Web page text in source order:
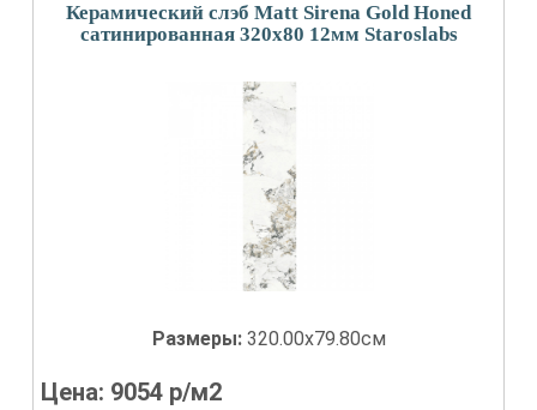
Керамический слэб Matt Sirena Gold Honed
сатинированная 320x80 12мм Staroslabs
Размеры: 320.00x79.80см
Цена: 9054 р/м2